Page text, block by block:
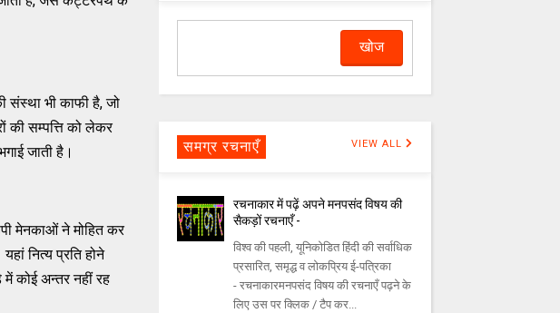
संस्था भी काफी है, जो
की सम्पत्ति को लेकर
जाती है।
मेनकाओं ने मोहित कर
नित्य प्रति होने
कोई अन्तर नहीं रह
समग्र रचनाएँ VIEW ALL
रचनाकार में पढ़ें अपने मनपसंद विषय की
सैकड़ों रचनाएँ -
विश्व की पहली, यूनिकोडित हिंदी की सर्वाधिक
प्रसारित, समृद्ध व लोकप्रिय ई-पत्रिका
- रचनाकारमनपसंद विषय की रचनाएँ पढ़ने के
लिए उस पर क्लिक / टैप कर...